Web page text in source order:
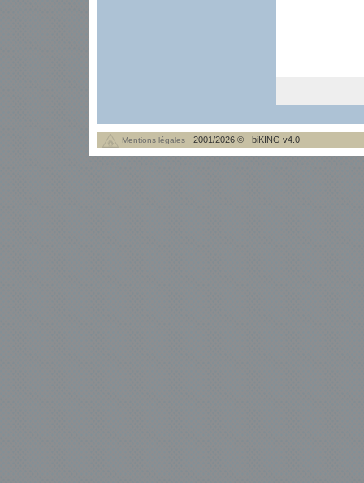
Mentions légales - 2001/2026 © - biKING v4.0